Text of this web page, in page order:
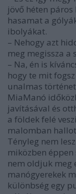
jövő héten
hasamat a
ibolyákat.
– Nehogy azt
meg megissza a
– Na, én is
hogy te mit
unalmas
MiaManó
javításával és
a földek felé
malomban
Tényleg nem
miközben
nem oldjuk meg
manógyerekek
különbség egy